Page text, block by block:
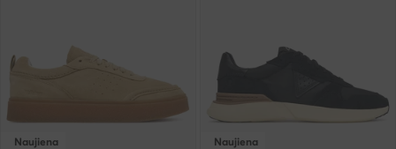
Naujiena Naujiena